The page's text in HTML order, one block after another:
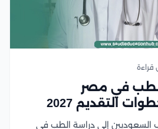
في مصر
التقديم 2027
السعوديين إلى دراسة الطب في